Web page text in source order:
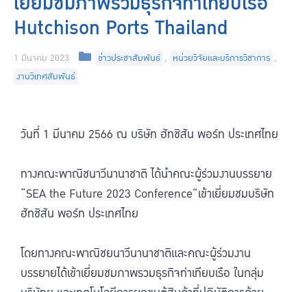
Hutchison Ports Thailand
1 มีนาคม 2023 ข่าวประชาสัมพันธ์ , หน่วยวิจัยและบริการวิชาการ ,
งานวิเทศสัมพันธ์
วันที่ 1 มีนาคม 2566 ณ บริษัท ฮัทชิสัน พอร์ท ประเทศไทย
ทางคณะพาณิชนาวีนานาชาติ ได้นำคณะผู้ร่วมงานบรรยาย
“SEA the Future 2023 Conference”เข้าเยี่ยมชมบริษัท
ฮัทชิสัน พอร์ท ประเทศไทย
โดยทางคณะพาณิชยนาวีนานาชาติและคณะผู้ร่วมงาน
บรรยายได้เข้าเยี่ยมชมภาพรวมธุรกิจท่าเทียบเรือ ในกลุ่ม